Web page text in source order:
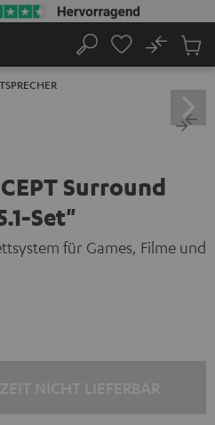
Suche
No
Surround
Set"
für Games, Filme und